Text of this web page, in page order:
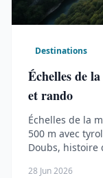
Destinations
Échelles de
et rando
Échelles de la
500 m avec
Doubs, histoire
28 Jun 2026